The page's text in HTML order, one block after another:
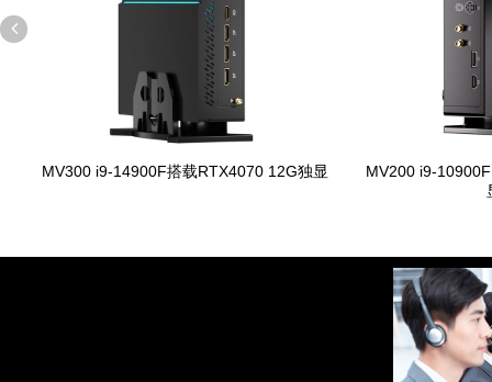
MV300 i9-14900F搭载RTX4070 12G独显
MV200 i9-